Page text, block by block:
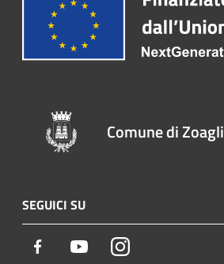
Comune di Zoagli
SEGUICI SU
Facebook YoutubeInstagram